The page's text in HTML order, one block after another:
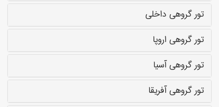
تور گروهی داخلی
تور گروهی اروپا
تور گروهی آسیا
تور گروهی آفریقا